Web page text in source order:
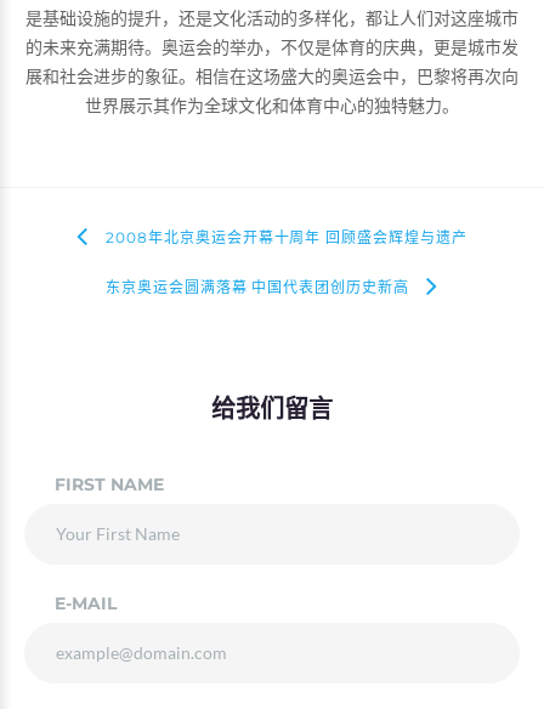
是基础设施的提升，还是文化活动的多样化，都让人们对这座城市
的未来充满期待。奥运会的举办，不仅是体育的庆典，更是城市发
展和社会进步的象征。相信在这场盛大的奥运会中，巴黎将再次向
世界展示其作为全球文化和体育中心的独特魅力。
2008年北京奥运会开幕十周年 回顾盛会辉煌与遗产
东京奥运会圆满落幕 中国代表团创历史新高
给我们留言
FIRST NAME
E-MAIL